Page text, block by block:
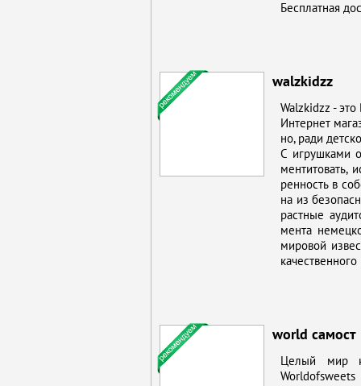
Бес­плат­ная
walzkidzz
Walzkidzz -
Ин­тернет
но, ра­ди
C иг­руш­ка­ми
мен­ти­то­вать,
рен­ность в
на из
раст­ные
мен­та
ми­ро­вой
world самост
Це­лый мир